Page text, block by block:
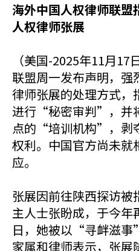
海外中国人权律师联盟
人权律师张展
（美国-2025年11月
联盟周一发布声明，强
律师张展的处理方式，
进行“秘密审判”，并
点的“培训机构”，剥
权利。中国官方尚未就
应。
张展因前往陕西探访
主人士张盼成，于今年
日，她被以“寻衅滋
家属和律师表示，张展